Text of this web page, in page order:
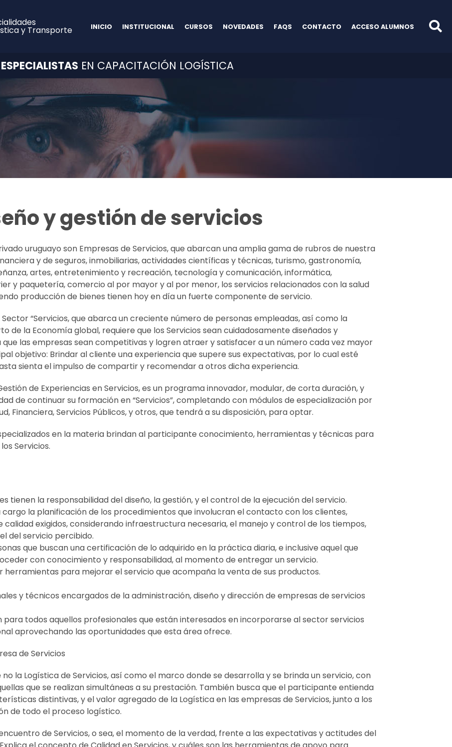
y Transporte INICIO INSTITUCIONAL CURSOS NOVEDADES FAQS CONTACTO ACCESO ALUMNOS
ESPECIALISTAS EN CAPACITACIÓN LOGÍSTICA
y gestión de servicios
uruguayo son Empresas de Servicios, que abarcan una amplia gama de rubros de nuestra
y de seguros, inmobiliarias,actividades científicas y técnicas, turismo, gastronomía,
artes, entretenimiento y recreación, tecnología y comunicación, informática,
y paquetería, comercio al por mayor y al por menor, los servicios relacionados con la salud
producción de bienes tienen hoy en día un fuerte componente de servicio.
“Servicios, que abarca un creciente número de personas empleadas, así como la
de la Economía global, requiere que los Servicios sean cuidadosamente diseñados y
las empresas sean competitivas y logren atraer y satisfacer a un número cada vez mayor
objetivo: Brindar al cliente una experiencia que supere sus expectativas, por lo cual esté
sienta el impulso de compartir y recomendar a otros dicha experiencia.
de Experiencias en Servicios, es un programa innovador, modular, de corta duración, y
de continuar su formación en “Servicios”, completando con módulos de especialización por
Financiera, Servicios Públicos, y otros, que tendrá a su disposición, para optar.
en la materia brindan al participante conocimiento, herramientas y técnicas para
Servicios.
tienen la responsabilidad del diseño, la gestión, y el control de la ejecución del servicio.
cargo la planificación de los procedimientos que involucran el contacto con los clientes,
exigidos, considerando infraestructura necesaria, el manejo y control de los tiempos,
del servicio percibido.
que buscan una certificación de lo adquirido en la práctica diaria, e inclusive aquel que
con conocimiento y responsabilidad, al momento de entregar un servicio.
herramientas para mejorar el servicio que acompaña la venta de sus productos.
y técnicos encargados de la administración, diseño y dirección de empresas de servicios
para todos aquellos profesionales que están interesados en incorporarse al sector servicios
aprovechando las oportunidades que esta área ofrece.
de Servicios
la Logística de Servicios, así como el marco donde se desarrolla y se brinda un servicio, con
que se realizan simultáneas a su prestación. También busca que el participante entienda
distintivas, y el valor agregado de la Logística en las empresas de Servicios, junto a los
de todo el proceso logístico.
de Servicios, o sea, el momento de la verdad, frente a las expectativas y actitudes del